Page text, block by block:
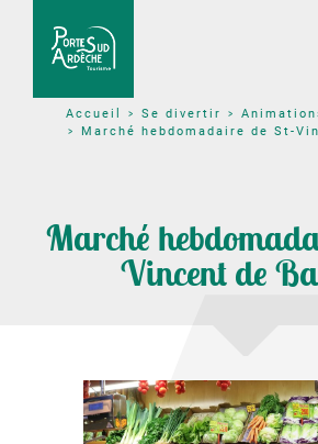
Accueil Se divertir
Marché hebdomadaire de St-
Marché
Vincent de